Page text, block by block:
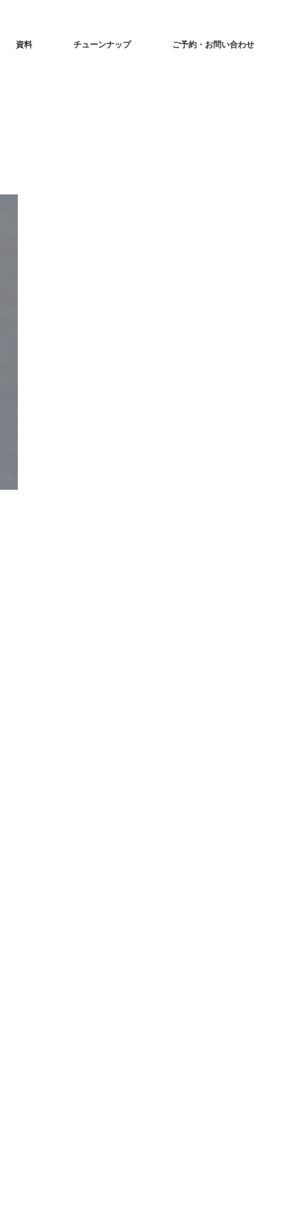
資料 チューンナップ ご予約・お問い合わせ